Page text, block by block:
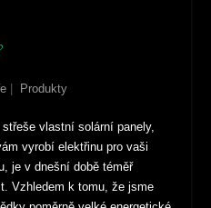
Produkty
střeše vlastní solární panely,
vyrobí elektřinu pro vaši
je v dnešní době téměř
Vzhledem k tomu, že jsme